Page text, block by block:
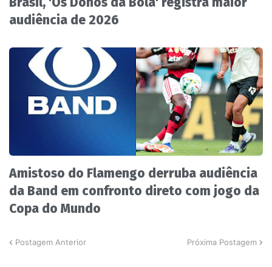
audiência de 2026
Amistoso do Flamengo derruba audiência
da Band em confronto direto com jogo da
Copa do Mundo
Postagem Anterior Próxima Postagem